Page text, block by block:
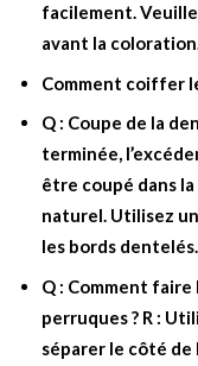
facilement.
avant la
Comment coiffer
Q : Coupe de la
terminée,
être coupé dans
naturel. Utilisez
les bords dentelés.
Q : Comment
perruques ? R :
séparer le côté de